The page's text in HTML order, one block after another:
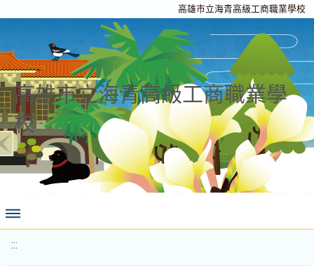
高雄市立海青高級工商職業學校
高雄市立海青高級工商職業學
校
:::